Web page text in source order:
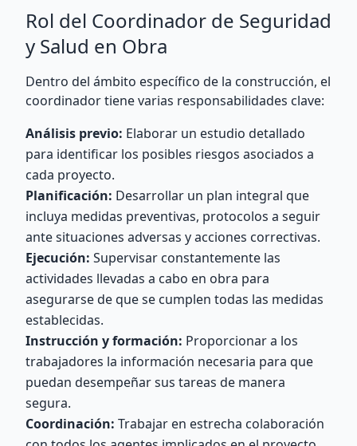
Rol del Coordinador de Seguridad
y Salud en Obra
Dentro del ámbito específico de la construcción, el
coordinador tiene varias responsabilidades clave:
Análisis previo: Elaborar un estudio detallado
para identificar los posibles riesgos asociados a
cada proyecto.
Planificación: Desarrollar un plan integral que
incluya medidas preventivas, protocolos a seguir
ante situaciones adversas y acciones correctivas.
Ejecución: Supervisar constantemente las
actividades llevadas a cabo en obra para
asegurarse de que se cumplen todas las medidas
establecidas.
Instrucción y formación: Proporcionar a los
trabajadores la información necesaria para que
puedan desempeñar sus tareas de manera
segura.
Coordinación: Trabajar en estrecha colaboración